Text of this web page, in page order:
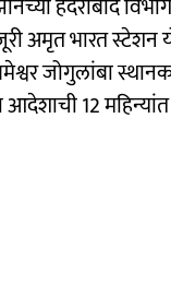
हैदराबाद
अमृत भारत स्टेशन
जोगुलांबा
आदेशाची 12